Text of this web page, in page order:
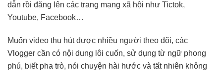
dẫn rồi đăng lên các trang mạng xã hội như Tictok,
Youtube, Facebook…
Muốn video thu hút được nhiều người theo dõi, các
Vlogger cần có nội dung lôi cuốn, sử dụng từ ngữ phong
phú, biết pha trò, nói chuyện hài hước và tất nhiên không